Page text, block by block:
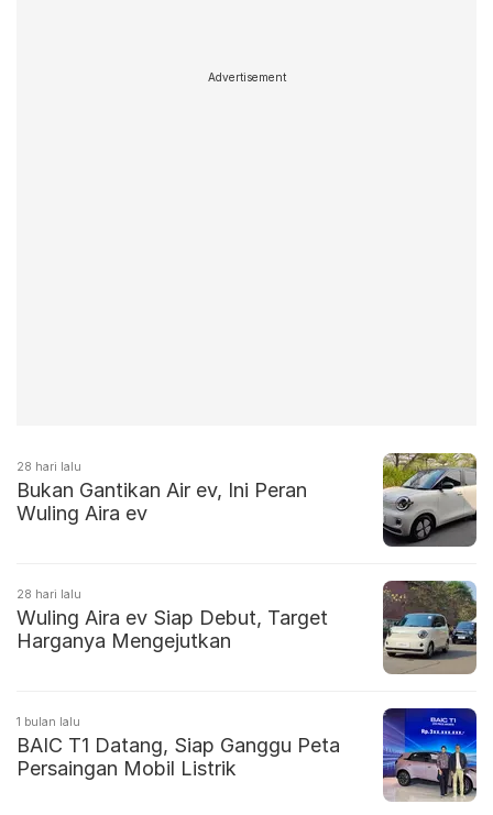
Advertisement
28 hari lalu
Bukan Gantikan Air ev, Ini Peran
Wuling Aira ev
28 hari lalu
Wuling Aira ev Siap Debut, Target
Harganya Mengejutkan
1 bulan lalu
BAIC T1 Datang, Siap Ganggu Peta
Persaingan Mobil Listrik